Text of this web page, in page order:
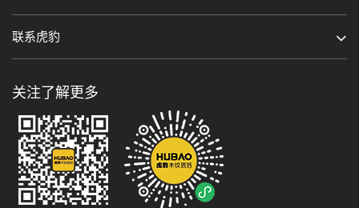
联系虎豹
关注了解更多